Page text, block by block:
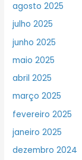
agosto 2025
julho 2025
junho 2025
maio 2025
abril 2025
março 2025
fevereiro 2025
janeiro 2025
dezembro 2024